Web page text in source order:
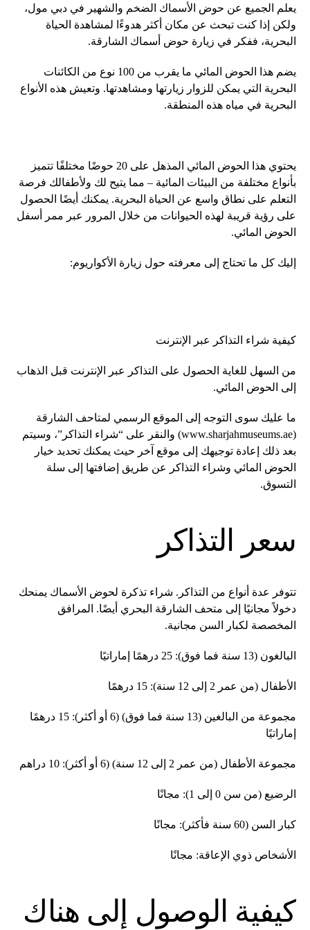
يعلم الجميع عن حوض الأسماك الضخم والشهير في دبي مول،
ولكن إذا كنت تبحث عن مكان أكثر هدوءًا لمشاهدة الحياة
البحرية، ففكر في زيارة حوض أسماك الشارقة.
يضم هذا الحوض المائي ما يقرب من 100 نوع من الكائنات
البحرية التي يمكن للزوار زيارتها ومشاهدتها. وتعيش هذه الأنواع
البحرية في مياه هذه المنطقة.
يحتوي هذا الحوض المائي المذهل على 20 حوضًا مختلفًا تتميز
بأنواع مختلفة من البيئات المائية – مما يتيح لك ولأطفالك فرصة
التعلم على نطاق واسع عن الحياة البحرية. يمكنك أيضًا الحصول
على رؤية قريبة لهذه الحيوانات من خلال المرور عبر ممر أسفل
الحوض المائي.
إليك كل ما تحتاج إلى معرفته حول زيارة الأكواريوم:
كيفية شراء التذاكر عبر الإنترنت
من السهل للغاية الحصول على التذاكر عبر الإنترنت قبل الذهاب
إلى الحوض المائي.
ما عليك سوى التوجه إلى الموقع الرسمي لمتاحف الشارقة
(www.sharjahmuseums.ae) والنقر على “شراء التذاكر”، وسيتم
بعد ذلك إعادة توجيهك إلى موقع آخر حيث يمكنك تحديد خيار
الحوض المائي وشراء التذاكر عن طريق إضافتها إلى سلة
التسوق.
سعر التذاكر
تتوفر عدة أنواع من التذاكر. شراء تذكرة لحوض الأسماك يمنحك
دخولاً مجانيًا إلى متحف الشارقة البحري أيضًا. المرافق
المخصصة لكبار السن مجانية.
البالغون (13 سنة فما فوق): 25 درهمًا إماراتيًا
الأطفال (من عمر 2 إلى 12 سنة): 15 درهمًا
مجموعة من البالغين (13 سنة فما فوق) (6 أو أكثر): 15 درهمًا
إماراتيًا
مجموعة الأطفال (من عمر 2 إلى 12 سنة) (6 أو أكثر): 10 دراهم
الرضيع (من سن 0 إلى 1): مجانًا
كبار السن (60 سنة فأكثر): مجانًا
الأشخاص ذوي الإعاقة: مجانًا
كيفية الوصول إلى هناك